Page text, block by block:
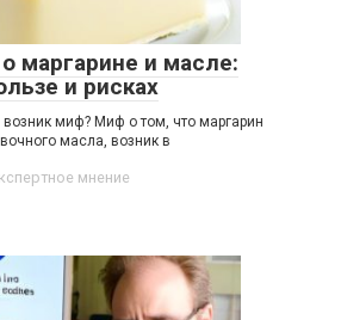
маргарине и масле:
и рисках
миф? Миф о том, что маргарин
масла, возник в
мнение